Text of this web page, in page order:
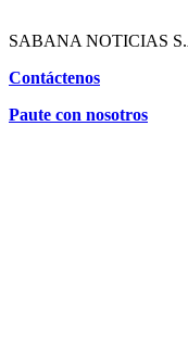
SABANA NOTICIAS
Contáctenos
Paute con nosotros